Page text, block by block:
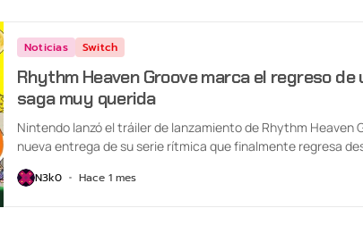
Noticias Switch
Rhythm Heaven Groove marca el regreso de
saga muy querida
Nintendo lanzó el tráiler de lanzamiento de Rhythm Heaven
nueva entrega de su serie rítmica que finalmente regresa
más...
N3k0 Hace 1 mes